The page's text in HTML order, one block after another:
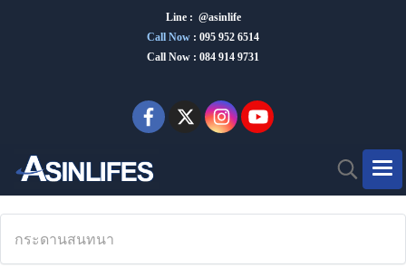
Line : @asinlife
Call Now : 095 952 6514
Call Now : 084 914 9731
กระดานสนทนา